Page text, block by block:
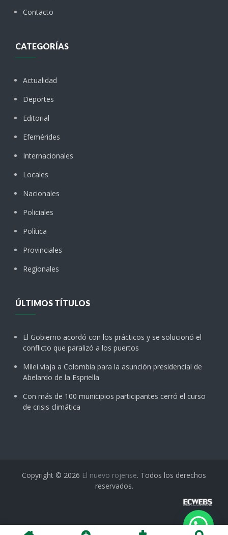
Contacto
CATEGORÍAS
Actualidad
Deportes
Editorial
Efemérides
Internacionales
Locales
Nacionales
Policiales
Política
Provinciales
Regionales
ÚLTIMOS TÍTULOS
El Gobierno acordó con los prácticos y se solucionó el
conflicto que paralizó a los puertos
Milei viaja a Colombia para la asunción presidencial de
Abelardo de la Espriella
Con más de 100 municipios participantes cerró el curso
de crisis climática
Copyright © 2026 El nuevo rojense. Todos los derechos
reservados.